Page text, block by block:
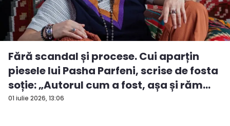
01 iulie 2026, 13:06
Fără scandal și procese. Cui aparțin
piesele lui Pasha Parfeni, scrise de fosta
soție: „Autorul cum a fost, așa și răm...